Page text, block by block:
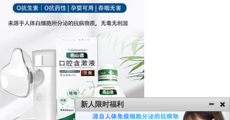
新人限时福利